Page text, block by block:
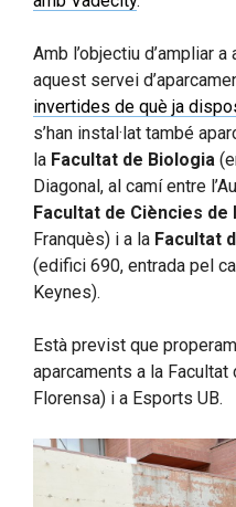
Amb l’objectiu d’ampliar
aquest servei
invertides de què ja
s’han instal·lat també
la Facultat de Biologia
Diagonal, al camí entre
Facultat de Ciències de
Franquès) i a la Facultat
(edifici 690, entrada pel
Keynes).
Està previst que
aparcaments a la
Florensa) i a Esports UB.